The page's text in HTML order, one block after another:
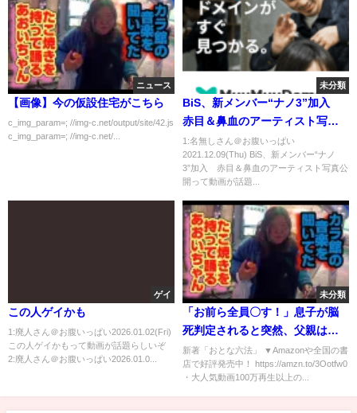
ニュース
【画像】今の仮設住宅がこちら
c_img_param=; //img-c.net/output/site/42.js
c_img_param=; //img-c.net/...
未分類
BiS、新メンバー“ナノ3”加入
赤目＆鼻血のアーティスト写真
公開
1:名無しさん＠お腹いっぱい
2021.12.09(Thu) BiS、新メンバー“ナノ
3”加入 赤目＆鼻血のアーティスト写真公
開って動画が話題...
ゲイ
この人ゲイかも
1:廃人さん＠お腹いっぱい2026.01.02(Fri)
この人ゲイかもって動画が話題らしいぞ
2:廃人さん＠お腹いっぱい2026.01.0...
未分類
「お前ら全員〇す！」息子が脳
死判定されると突然、父親は医
師たちに銃を向け…→予想外の
結末に！？
新著「おとな六法」 ▼Amazonや全国の書
店で好評発売中！ https://amzn.to/3Ootfw0
・大人気動画100万再生以上の...